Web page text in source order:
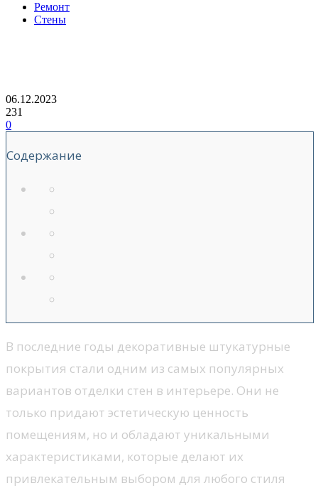
Ремонт
Стены
06.12.2023
231
0
Содержание
В последние годы декоративные штукатурные
покрытия стали одним из самых популярных
вариантов отделки стен в интерьере. Они не
только придают эстетическую ценность
помещениям, но и обладают уникальными
характеристиками, которые делают их
привлекательным выбором для любого стиля